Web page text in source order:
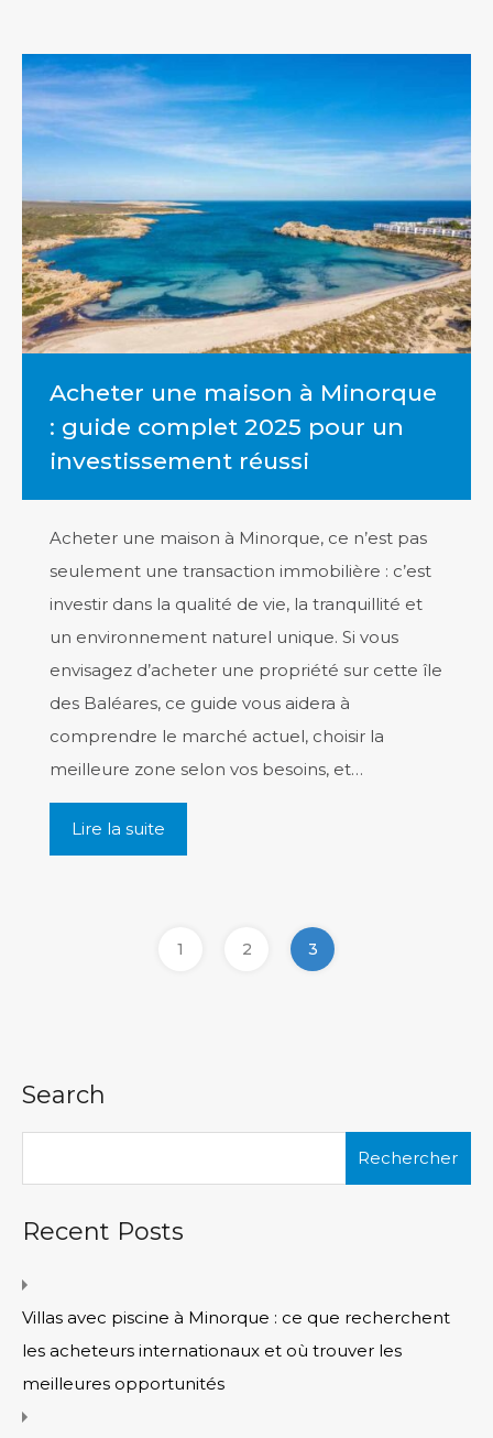
Acheter une maison à Minorque
: guide complet 2025 pour un
investissement réussi
Acheter une maison à Minorque, ce n’est pas
seulement une transaction immobilière : c’est
investir dans la qualité de vie, la tranquillité et
un environnement naturel unique. Si vous
envisagez d’acheter une propriété sur cette île
des Baléares, ce guide vous aidera à
comprendre le marché actuel, choisir la
meilleure zone selon vos besoins, et…
Lire la suite
1 2 3
Search
Recent Posts
Villas avec piscine à Minorque : ce que recherchent
les acheteurs internationaux et où trouver les
meilleures opportunités